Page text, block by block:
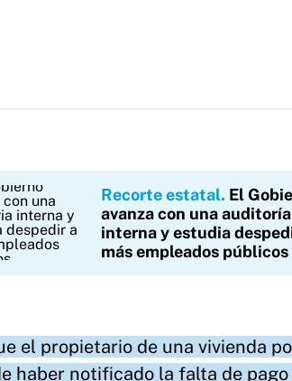
Recorte estatal El
avanza con una auditoría
interna y estudia
más empleados públicos
el propietario de una vivienda
haber notificado la falta de